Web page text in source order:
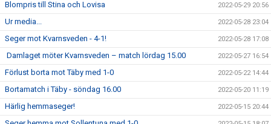
Blompris till Stina och Lovisa 2022-05-29 20:56
Ur media... 2022-05-28 23:04
Seger mot Kvarnsveden - 4-1! 2022-05-28 17:08
Damlaget möter Kvarnsveden – match lördag 15.00 2022-05-27 16:54
Förlust borta mot Täby med 1-0 2022-05-22 14:44
Bortamatch i Täby - söndag 16.00 2022-05-20 11:19
Härlig hemmaseger! 2022-05-15 20:44